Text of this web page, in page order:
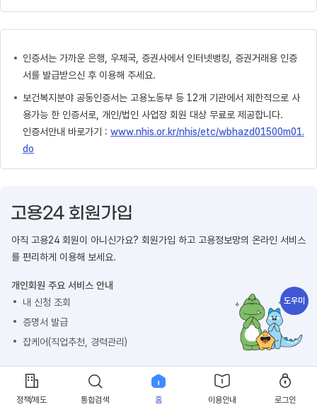
인증서는 가까운 은행, 우체국, 증권사에서 인터넷뱅킹, 증권거래용 인증
서를 발급받으신 후 이용해 주세요.
보건복지분야 공동인증서는 고용노동부 등 12개 기관에서 제한적으로 사
용가능 한 인증서로, 개인/법인 사업장 회원 대상 무료로 제공합니다.
인증서안내 바로가기 : www.nhis.or.kr/nhis/etc/wbhazd01500m01.
do
아직 고용24 회원이 아니신가요? 회원가입 하고 고용정보망의 온라인 서비스
를 편리하게 이용해 보세요.
개인회원 주요 서비스 안내
내 신청 조회
증명서 발급
잡케어(직업추천, 경력관리)
회원가입 하기
도우미
정책/제도 통합검색 홈 이용안내 로그인